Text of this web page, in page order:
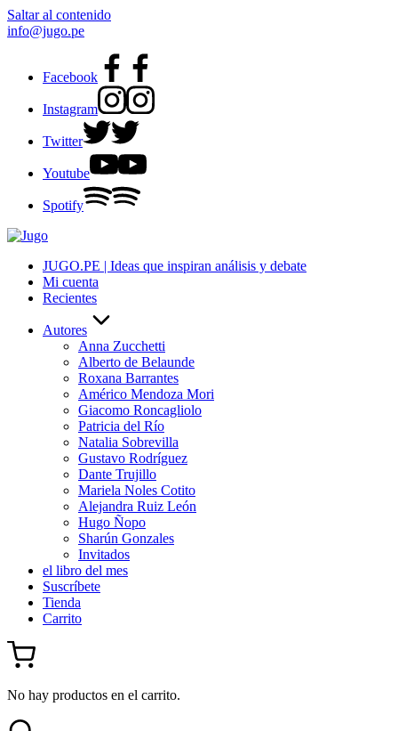
Saltar al contenido
info@jugo.pe
Facebook
Instagram
Twitter
Youtube
Spotify
JUGO.PE | Ideas que inspiran análisis y debate
Mi cuenta
Recientes
Autores
Anna Zucchetti
Alberto de Belaunde
Roxana Barrantes
Américo Mendoza Mori
Giacomo Roncagliolo
Patricia del Río
Natalia Sobrevilla
Gustavo Rodríguez
Dante Trujillo
Mariela Noles Cotito
Alejandra Ruiz León
Hugo Ñopo
Sharún Gonzales
Invitados
el libro del mes
Suscríbete
Tienda
Carrito
No hay productos en el carrito.